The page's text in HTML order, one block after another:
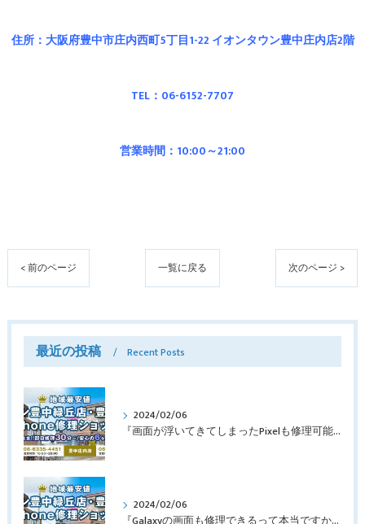
住所：大阪府豊中市庄内西町5丁目1-22 イオンタウン豊中庄内店2階
TEL：06-6152-7707
営業時間：10:00～21:00
< 前のページ 一覧に戻る 次のページ >
最近の投稿 Recent Posts
2024/02/06
『画面が浮いてきてしまったPixelも修理可能？』淀川区西三国よりバッテリー交換でご来店♪【Google Pixel5】
2024/02/06